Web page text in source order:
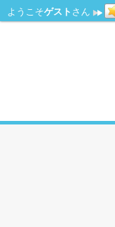
ようこそゲスト さん